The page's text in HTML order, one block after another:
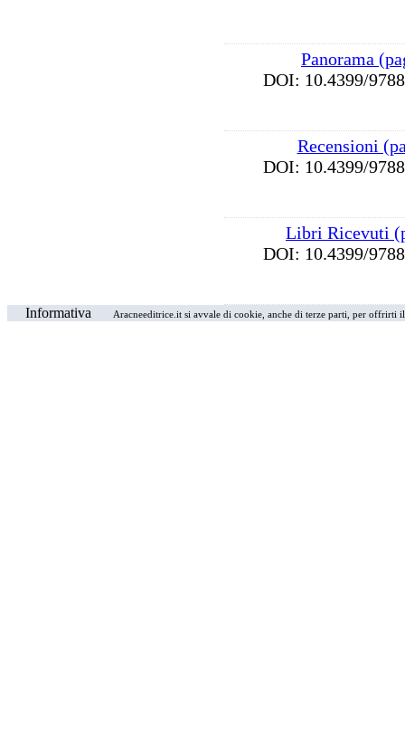
Panorama
DOI: 10.4399/
Recensioni
DOI: 10.4399/
Libri Ricevuti
DOI: 10.4399/
Informativa Aracneeditrice.it si avvale di cookie, anche di terze parti, per